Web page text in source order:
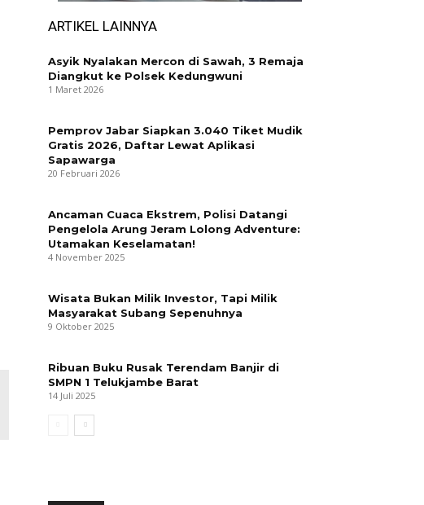
ARTIKEL LAINNYA
Asyik Nyalakan Mercon di Sawah, 3 Remaja
Diangkut ke Polsek Kedungwuni
1 Maret 2026
Pemprov Jabar Siapkan 3.040 Tiket Mudik
Gratis 2026, Daftar Lewat Aplikasi
Sapawarga
20 Februari 2026
Ancaman Cuaca Ekstrem, Polisi Datangi
Pengelola Arung Jeram Lolong Adventure:
Utamakan Keselamatan!
4 November 2025
Wisata Bukan Milik Investor, Tapi Milik
Masyarakat Subang Sepenuhnya
9 Oktober 2025
Ribuan Buku Rusak Terendam Banjir di
SMPN 1 Telukjambe Barat
14 Juli 2025